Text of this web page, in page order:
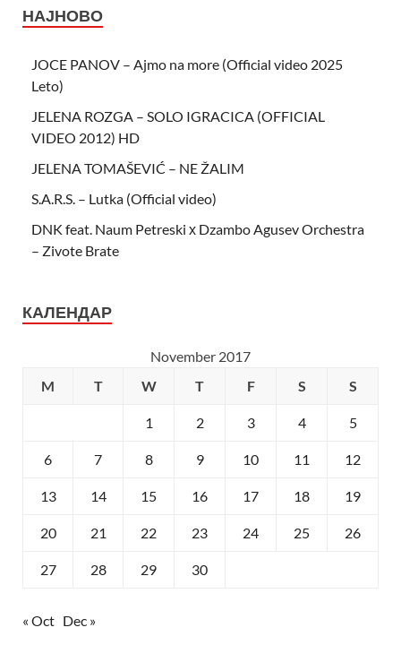
НАЈНОВО
JOCE PANOV – Ajmo na more (Official video 2025
Leto)
JELENA ROZGA – SOLO IGRACICA (OFFICIAL
VIDEO 2012) HD
JELENA TOMAŠEVIĆ – NE ŽALIM
S.A.R.S. – Lutka (Official video)
DNK feat. Naum Petreski х Dzambo Agusev Orchestra
– Zivote Brate
КАЛЕНДАР
November 2017
M
T W T F S S
1 2 3 4 5
6 7 8 9 10 11 12
13 14 15 16 17 18 19
20 21 22 23 24 25 26
27 28 29 30
« Oct Dec »